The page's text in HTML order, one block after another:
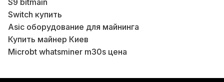
Switch купить
Asic оборудование для майнинга
Купить майнер Киев
Microbt whatsminer m30s цена
Аппаратные кошельки